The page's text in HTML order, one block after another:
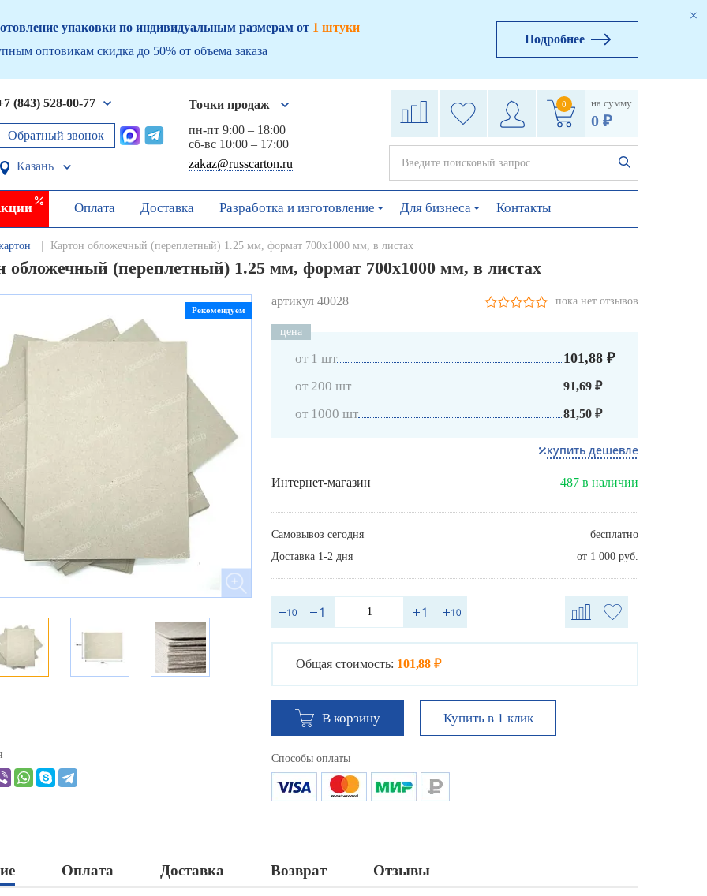
упаковки по индивидуальным размерам от 1 штуки
оптовикам скидка до 50% от объема заказа
Подробнее
(843) 528-00-77
Обратный звонок
Казань
Точки продаж
пн-пт 9:00 – 18:00
сб-вс 10:00 – 17:00
zakaz@russcarton.ru
0 на сумму
0 ₽
Оплата Доставка Разработка и изготовление Для бизнеса Контакты
Картон обложечный (переплетный) 1.25 мм, формат 700х1000 мм, в листах
обложечный (переплетный) 1.25 мм, формат 700х1000 мм, в листах
Рекомендуем
артикул 40028 пока нет отзывов
цена
от 1 шт 101,88 ₽
от 200 шт 91,69 ₽
от 1000 шт 81,50 ₽
купить дешевле
Интернет-магазин 487 в наличии
Самовывоз сегодня
бесплатно
Доставка 1-2 дня
от 1 000 руб.
Общая стоимость: 101,88 ₽
В корзину Купить в 1 клик
Способы оплаты
Оплата Доставка Возврат Отзывы